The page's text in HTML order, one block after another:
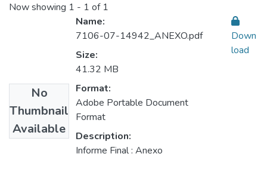
Now showing 1 - 1 of 1
No
Thumbnail
Available
Name:
7106-07-14942_ANEXO.pdf
Size:
41.32 MB
Format:
Adobe Portable Document
Format
Description:
Informe Final : Anexo
Down
load